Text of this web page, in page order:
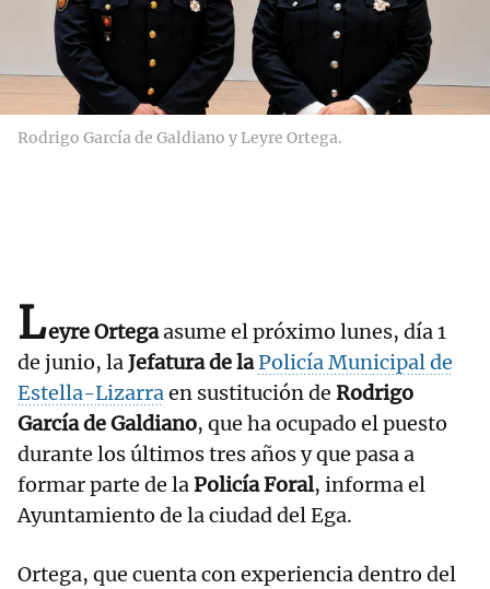
Rodrigo García de Galdiano y Leyre Ortega.
Leyre Ortegaasume el próximo lunes, día 1
de junio, laJefatura de laPolicía Municipal de
Estella-Lizarraen sustitución de Rodrigo
García de Galdiano, que ha ocupado el puesto
durante los últimos tres años y que pasa a
formar parte de laPolicía Foral, informa el
Ayuntamiento de la ciudad del Ega.
Ortega, que cuenta con experiencia dentro del